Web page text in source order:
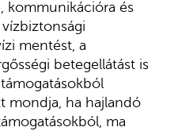
kommunikációra és
mentést, a
betegellátást is
mondja, ha hajlandó
ma